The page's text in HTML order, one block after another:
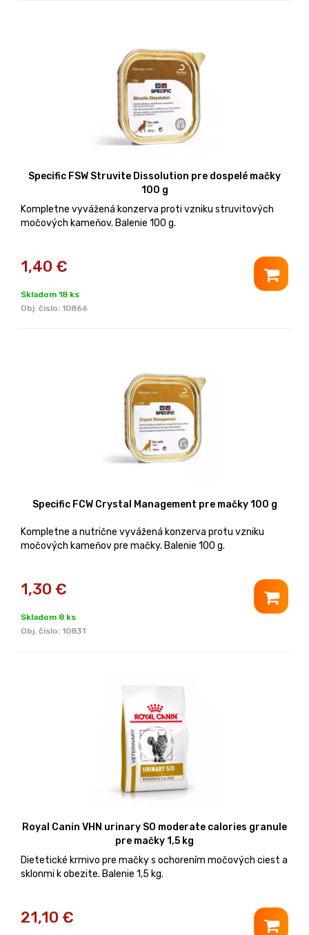
Specific FSW Struvite Dissolution pre dospelé mačky
100 g
Kompletne vyvážená konzerva proti vzniku struvitových
močových kameňov. Balenie 100 g.
1,40 €
Skladom 18 ks
Obj. čislo: 10866
Specific FCW Crystal Management pre mačky 100 g
Kompletne a nutrične vyvážená konzerva protu vzniku
močových kameňov pre mačky. Balenie 100 g.
1,30 €
Skladom 8 ks
Obj. čislo: 10831
Royal Canin VHN urinary SO moderate calories granule
pre mačky 1,5 kg
Dietetické krmivo pre mačky s ochorením močových ciest a
sklonmi k obezite. Balenie 1,5 kg.
21,10 €